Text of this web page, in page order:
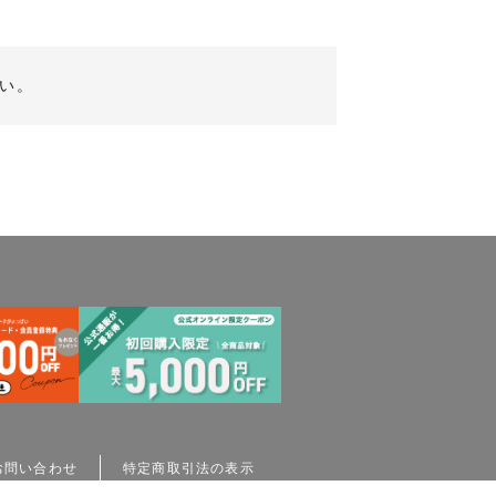
。
問い合わせ 特定商取引法の表示